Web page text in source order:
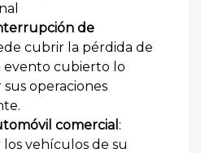
de
cubrir la pérdida de
evento cubierto lo
sus operaciones
comercial :
vehículos de su